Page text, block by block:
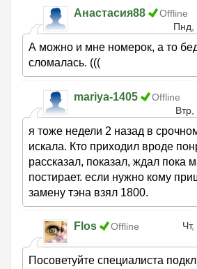
Анастасия88
Offline
Пнд,
А можно и мне номерок, а то
сломалась. (((
mariya-1405
Offline
я тоже недели 2 назад в
искала. Кто приходил вроде
рассказал, показал, ждал пока
постирает. если нужно кому
замену тэна взял 1800.
Flos Offline
Посоветуйте специалиста